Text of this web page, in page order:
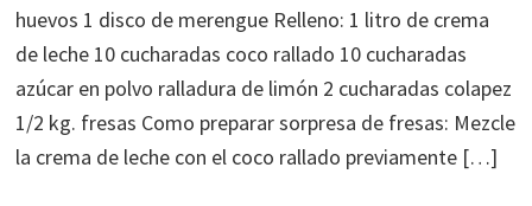
huevos 1 disco de merengue Relleno: 1 litro de crema
de leche 10 cucharadas coco rallado 10 cucharadas
azúcar en polvo ralladura de limón 2 cucharadas colapez
1/2 kg. fresas Como preparar sorpresa de fresas: Mezcle
la crema de leche con el coco rallado previamente […]